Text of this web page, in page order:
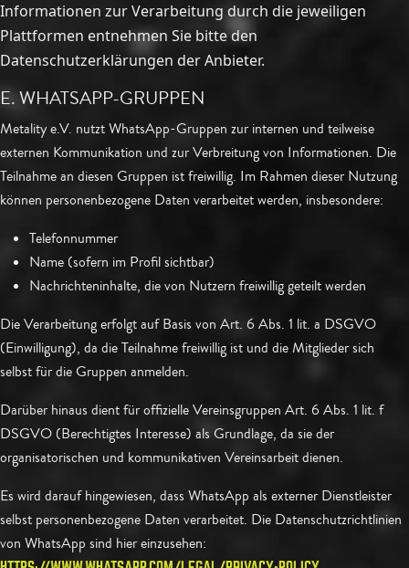
Informationen zur Verarbeitung durch die jeweiligen
Plattformen entnehmen Sie bitte den
Datenschutzerklärungen der Anbieter.
E. WHATSAPP-GRUPPEN
Metality e.V. nutzt WhatsApp-Gruppen zur internen und teilweise
externen Kommunikation und zur Verbreitung von Informationen. Die
Teilnahme an diesen Gruppen ist freiwillig. Im Rahmen dieser Nutzung
können personenbezogene Daten verarbeitet werden, insbesondere:
Telefonnummer
Name (sofern im Profil sichtbar)
Nachrichteninhalte, die von Nutzern freiwillig geteilt werden
Die Verarbeitung erfolgt auf Basis von Art. 6 Abs. 1 lit. a DSGVO
(Einwilligung), da die Teilnahme freiwillig ist und die Mitglieder sich
selbst für die Gruppen anmelden.
Darüber hinaus dient für offizielle Vereinsgruppen Art. 6 Abs. 1 lit. f
DSGVO (Berechtigtes Interesse) als Grundlage, da sie der
organisatorischen und kommunikativen Vereinsarbeit dienen.
Es wird darauf hingewiesen, dass WhatsApp als externer Dienstleister
selbst personenbezogene Daten verarbeitet. Die Datenschutzrichtlinien
von WhatsApp sind hier einzusehen: